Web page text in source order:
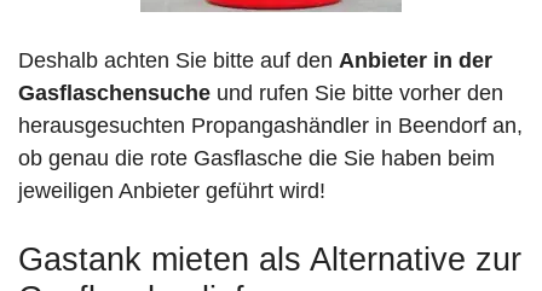
Deshalb achten Sie bitte auf den Anbieter in der
Gasflaschensuche und rufen Sie bitte vorher den
herausgesuchten Propangashändler in Beendorf an,
ob genau die rote Gasflasche die Sie haben beim
jeweiligen Anbieter geführt wird!
Gastank mieten als Alternative zur